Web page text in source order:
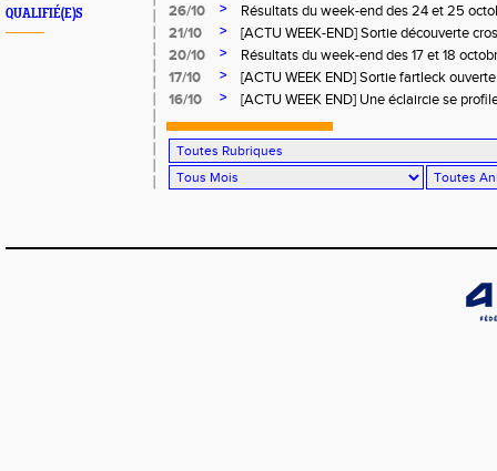
QUALIFIÉ(E)S
runners.
26/10 >
Résultats du week-end des 24 et 25
21/10
>
[ACTU WEEK-END] Sortie découverte
et tous runners.
20/10 >
Résultats du week-end des 17 et 18
17/10
>
[ACTU WEEK END] Sortie fartleck
runners.
16/10 >
[ACTU WEEK END] Une éclaircie se